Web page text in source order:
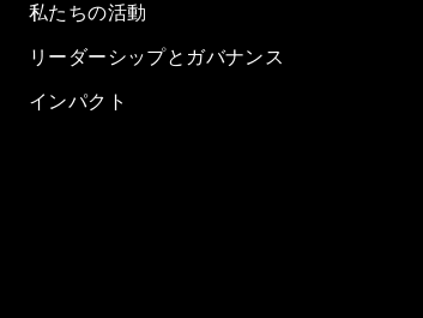
私たちの活動
リーダーシップとガバナンス
インパクト